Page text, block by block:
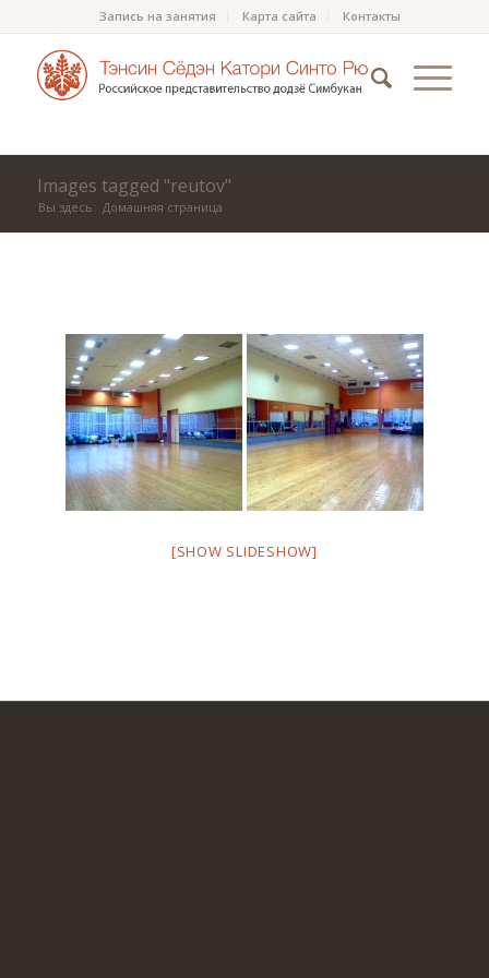
Запись на занятия Карта сайта Контакты
Images tagged "reutov"
Вы здесь: Домашняя страница
[SHOW SLIDESHOW]